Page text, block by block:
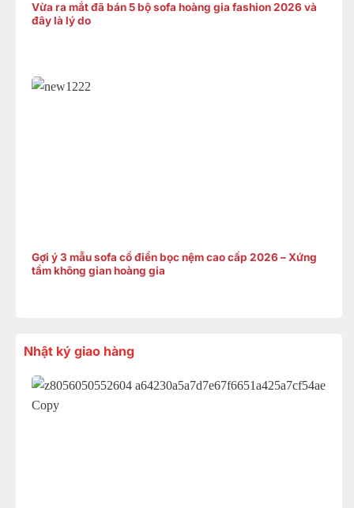
Vừa ra mắt đã bán 5 bộ sofa hoàng gia fashion 2026 và
đây là lý do
Gợi ý 3 mẫu sofa cổ điển bọc nệm cao cấp 2026 – Xứng
tầm không gian hoàng gia
Nhật ký giao hàng